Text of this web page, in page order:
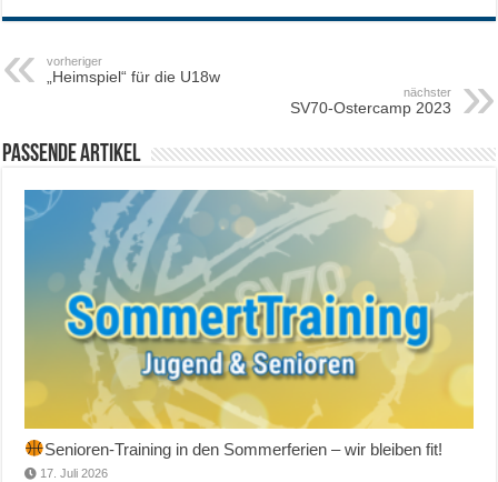
vorheriger
„Heimspiel“ für die U18w
nächster
SV70-Ostercamp 2023
Passende Artikel
Senioren-Training in den Sommerferien – wir bleiben fit!
17. Juli 2026